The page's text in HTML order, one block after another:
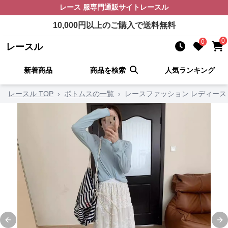
レース 服専門通販サイト レースル
10,000円以上のご購入で送料無料
レースル 0 0
新着商品 商品を検索 人気ランキング
レースル TOP › ボトムスの一覧 › レースファッション レディー
Previous slide